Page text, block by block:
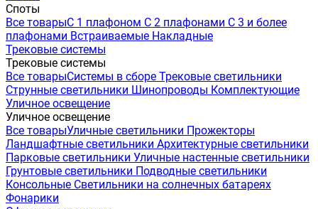
Споты
Все товарыС 1 плафоном С 2 плафонами С 3 и более
плафонами Встраиваемые Накладные
Трековые системы
Трековые системы
Все товарыСистемы в сборе Трековые светильники
Струнные светильники Шинопроводы Комплектующие
Уличное освещение
Уличное освещение
Все товарыУличные светильники Прожекторы
Ландшафтные светильники Архитектурные светильники
Парковые светильники Уличные настенные светильники
Грунтовые светильники Подводные светильники
Консольные Светильники на солнечных батареях
Фонарики